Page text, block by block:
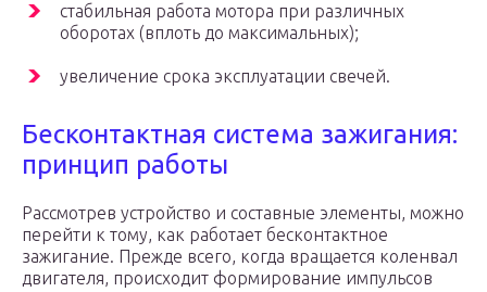
стабильная работа мотора при различных
оборотах (вплоть до максимальных);
увеличение срока эксплуатации свечей.
Бесконтактная система зажигания:
принцип работы
Рассмотрев устройство и составные элементы, можно
перейти к тому, как работает бесконтактное
зажигание. Прежде всего, когда вращается коленвал
двигателя, происходит формирование импульсов